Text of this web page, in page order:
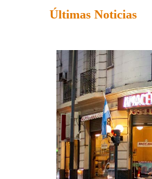
Últimas Noticias